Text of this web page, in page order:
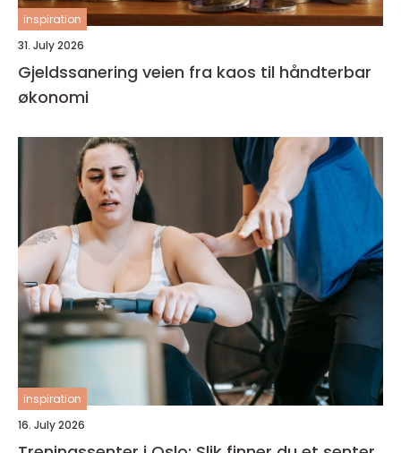
inspiration
31. July 2026
Gjeldssanering veien fra kaos til håndterbar
økonomi
inspiration
16. July 2026